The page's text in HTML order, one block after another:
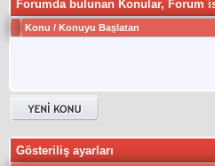
Forumda bulunan Konular, Forum
Konu / Konuyu Başlatan
Gösteriliş ayarları